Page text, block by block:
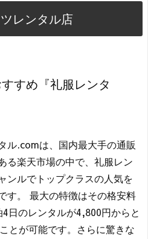
レンタル店
すめ『礼服レンタ
ル.comは、国内最大手の通販
る楽天市場の中で、礼服レン
ンルでトップクラスの人気を
す。 最大の特徴はその格安料
日のレンタルが4,800円からと
とが可能です。さらに驚きな